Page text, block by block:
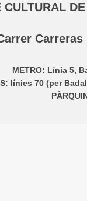
CULTURAL
Carreras
METRO: Línia 5,
línies 70 (per